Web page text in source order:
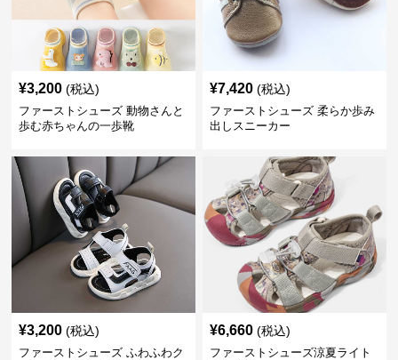
¥3,200 (税込)
ファーストシューズ 動物さんと
歩む赤ちゃんの一歩靴
¥7,420 (税込)
ファーストシューズ 柔らか歩み
出しスニーカー
¥3,200 (税込)
ファーストシューズ ふわふわク
¥6,660 (税込)
ファーストシューズ涼夏ライト